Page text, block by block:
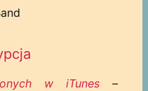
w iTunes –